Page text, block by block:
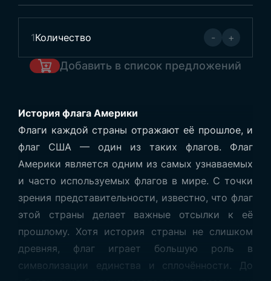
1Количество - +
Добавить в список предложений
История флага Америки
Флаги каждой страны отражают её прошлое, и
флаг США — один из таких флагов. Флаг
Америки является одним из самых узнаваемых
и часто используемых флагов в мире. С точки
зрения представительности, известно, что флаг
этой страны делает важные отсылки к её
прошлому. Хотя история страны не слишком
древняя, флаг играет большую роль в
символизации единства и сплочённости. До